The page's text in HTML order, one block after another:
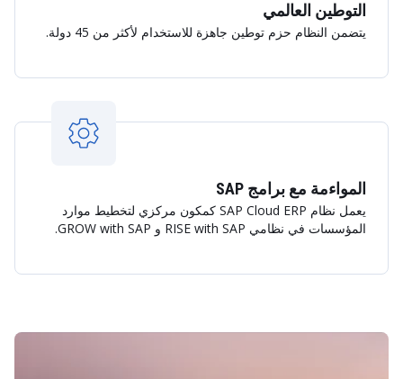
التوطين العالمي
يتضمن النظام حزم توطين جاهزة للاستخدام لأكثر من 45 دولة.
المواءمة مع برامج SAP
يعمل نظام SAP Cloud ERP كمكون مركزي لتخطيط موارد
المؤسسات في نظامي RISE with SAP و GROW with SAP.